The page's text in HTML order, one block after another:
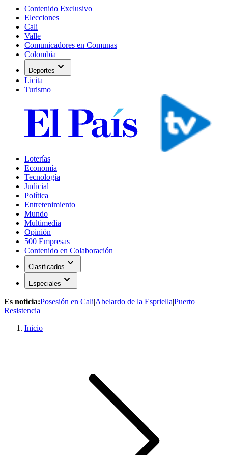
Contenido Exclusivo
Elecciones
Cali
Valle
Comunicadores en Comunas
Colombia
Deportes expand_more
Licita
Turismo
Loterías
Economía
Tecnología
Judicial
Política
Entretenimiento
Mundo
Multimedia
Opinión
500 Empresas
Contenido en Colaboración
Clasificados expand_more
Especiales expand_more
Es noticia:Posesión en Cali|Abelardo de la Espriella|Puerto
Resistencia
Inicio